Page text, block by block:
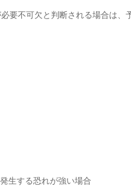
要不可欠と判断される場合は、
生する恐れが強い場合